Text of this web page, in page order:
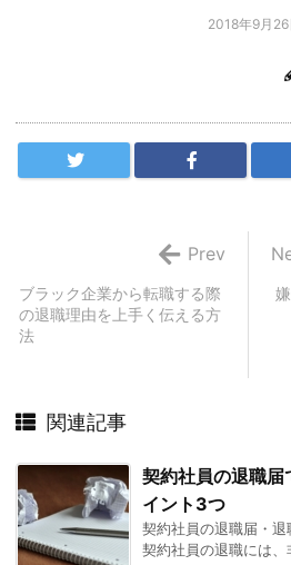
2018年9月26
ブラック企業から転職する際
の退職理由を上手く伝える方
法
Prev
関連記事
契約社員の退職
イント3つ
契約社員の退職届・
契約社員の退職には